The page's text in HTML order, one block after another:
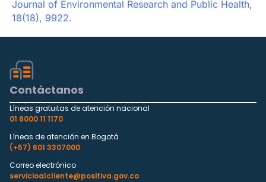
Journal of Environmental Research and Public Health,
18(18), 9922.
Contáctanos
Líneas gratuitas de atención nacional
01 8000 11 1170
Líneas de atención en Bogotá
(+57) 601 3307000
Correo electrónico
servicioalcliente@positiva.gov.co